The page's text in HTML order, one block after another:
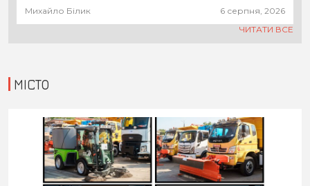
МІСТО
Михайло Білик
6 серпня, 2026
ЧИТАТИ ВСЕ